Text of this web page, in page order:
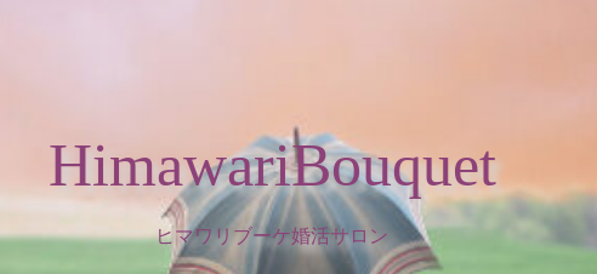
HimawariBouquet
ヒマワリブーケ婚活サロン